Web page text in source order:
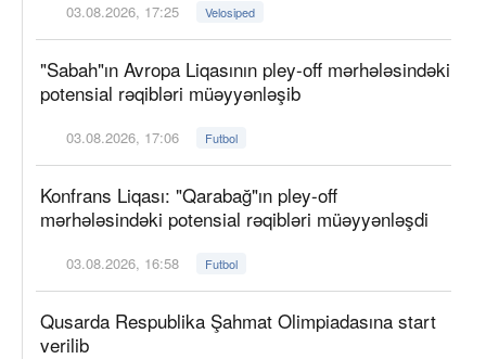
03.08.2026, 17:25 Velosiped
"Sabah"ın Avropa Liqasının pley-off mərhələsindəki
potensial rəqibləri müəyyənləşib
03.08.2026, 17:06 Futbol
Konfrans Liqası: "Qarabağ"ın pley-off
mərhələsindəki potensial rəqibləri müəyyənləşdi
03.08.2026, 16:58 Futbol
Qusarda Respublika Şahmat Olimpiadasına start
verilib